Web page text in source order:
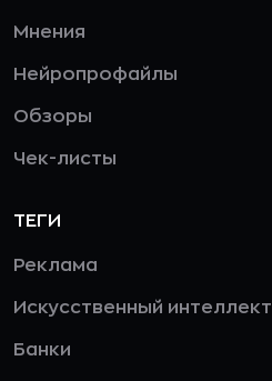
Мнения
Нейропрофайлы
Обзоры
Чек-листы
ТЕГИ
Реклама
Искусственный интеллект
Банки